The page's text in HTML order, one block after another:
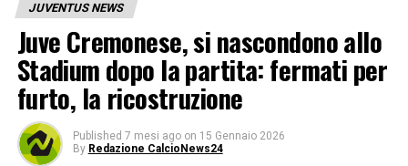
JUVENTUS NEWS
Juve Cremonese, si nascondono allo
Stadium dopo la partita: fermati per
furto, la ricostruzione
Published 7 mesi ago on 15 Gennaio 2026
By Redazione CalcioNews24